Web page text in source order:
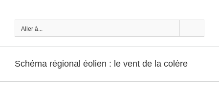
Aller à...
Schéma régional éolien : le vent de la colère